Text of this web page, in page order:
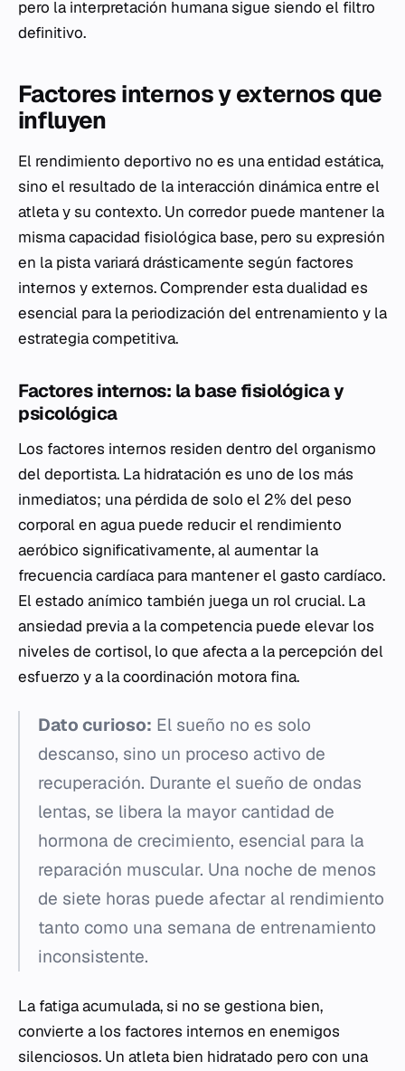
pero la interpretación humana sigue siendo el filtro
definitivo.
Factores internos y externos que
influyen
El rendimiento deportivo no es una entidad estática,
sino el resultado de la interacción dinámica entre el
atleta y su contexto. Un corredor puede mantener la
misma capacidad fisiológica base, pero su expresión
en la pista variará drásticamente según factores
internos y externos. Comprender esta dualidad es
esencial para la periodización del entrenamiento y la
estrategia competitiva.
Factores internos: la base fisiológica y
psicológica
Los factores internos residen dentro del organismo
del deportista. La hidratación es uno de los más
inmediatos; una pérdida de solo el 2% del peso
corporal en agua puede reducir el rendimiento
aeróbico significativamente, al aumentar la
frecuencia cardíaca para mantener el gasto cardíaco.
El estado anímico también juega un rol crucial. La
ansiedad previa a la competencia puede elevar los
niveles de cortisol, lo que afecta a la percepción del
esfuerzo y a la coordinación motora fina.
Dato curioso: El sueño no es solo
descanso, sino un proceso activo de
recuperación. Durante el sueño de ondas
lentas, se libera la mayor cantidad de
hormona de crecimiento, esencial para la
reparación muscular. Una noche de menos
de siete horas puede afectar al rendimiento
tanto como una semana de entrenamiento
inconsistente.
La fatiga acumulada, si no se gestiona bien,
convierte a los factores internos en enemigos
silenciosos. Un atleta bien hidratado pero con una